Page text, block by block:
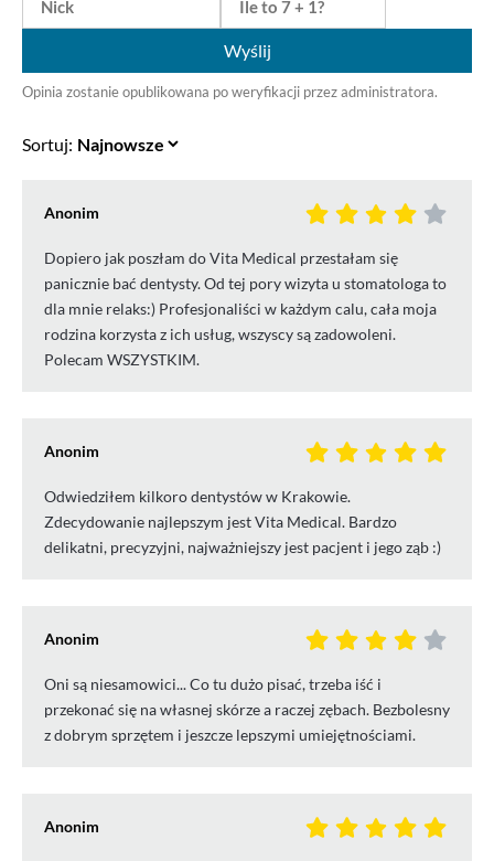
Wyślij
Opinia zostanie opublikowana po weryfikacji przez administratora.
Sortuj:
Anonim
Dopiero jak poszłam do Vita Medical przestałam się
panicznie bać dentysty. Od tej pory wizyta u stomatologa to
dla mnie relaks:) Profesjonaliści w każdym calu, cała moja
rodzina korzysta z ich usług, wszyscy są zadowoleni.
Polecam WSZYSTKIM.
Anonim
Odwiedziłem kilkoro dentystów w Krakowie.
Zdecydowanie najlepszym jest Vita Medical. Bardzo
delikatni, precyzyjni, najważniejszy jest pacjent i jego ząb :)
Anonim
Oni są niesamowici... Co tu dużo pisać, trzeba iść i
przekonać się na własnej skórze a raczej zębach. Bezbolesny
z dobrym sprzętem i jeszcze lepszymi umiejętnościami.
Anonim